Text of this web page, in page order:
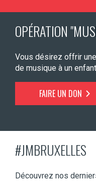
OPÉRATION
Vous désirez offrir
de musique à un
FAIRE UN DON
#JMBRUXELLES
Découvrez nos